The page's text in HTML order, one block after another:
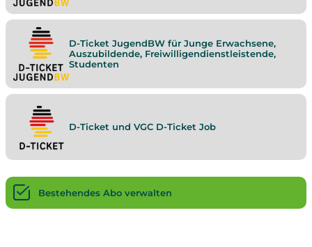
D-Ticket JugendBW für Junge Erwachsene,
Auszubildende, Freiwilligendienstleistende,
Studenten
D-Ticket und VGC D-Ticket Job
Bestehendes Abo verwalten